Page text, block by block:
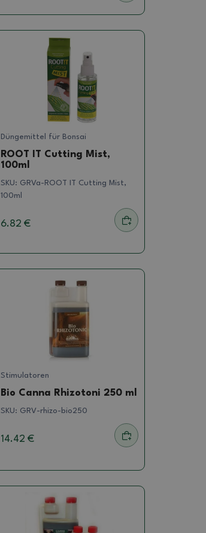
Düngemittel für Bonsai
ROOT IT Cutting Mist,
100ml
SKU: GRVa-ROOT IT Cutting Mist,
100ml
6.82 €
Stimulatoren
Bio Canna Rhizotoni 250 ml
SKU: GRV-rhizo-bio250
14.42 €